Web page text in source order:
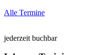
Alle Termine
jederzeit buchbar